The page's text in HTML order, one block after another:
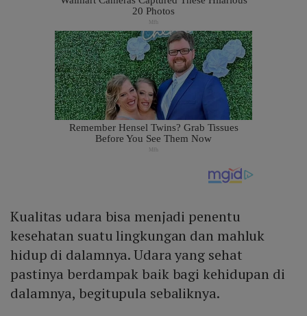
Kualitas udara bisa menjadi penentu
kesehatan suatu lingkungan dan mahluk
hidup di dalamnya. Udara yang sehat
pastinya berdampak baik bagi kehidupan di
dalamnya, begitupula sebaliknya.